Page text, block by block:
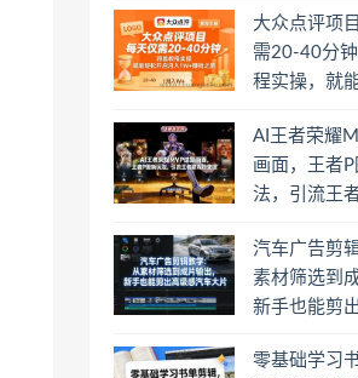
大众点评项
需20-40分
程实操，就
AI王者荣耀
画面，王者
法，引流王
汽车广告剪
素材筛选到
新手也能剪
零基础学习